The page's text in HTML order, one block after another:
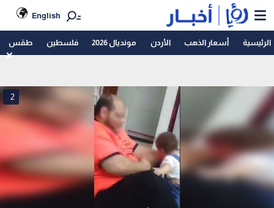
English
الرئيسية أسعار الذهب الأردن مونديال 2026 فلسطين طقس
2